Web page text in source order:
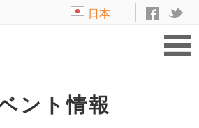
日本
ント情報